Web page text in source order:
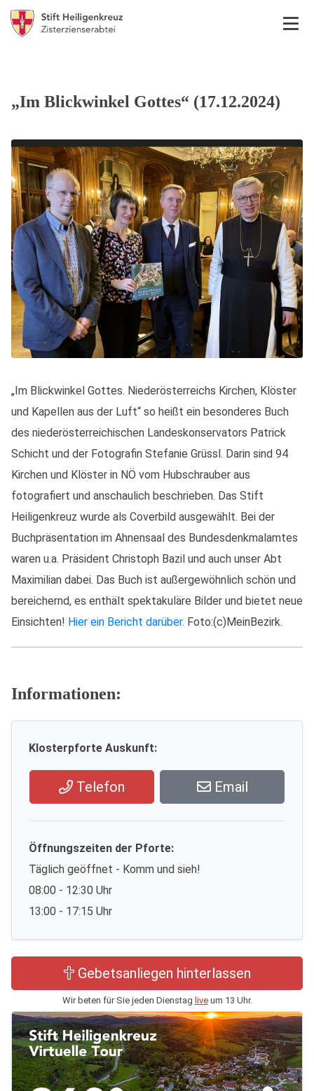
„Im Blickwinkel Gottes“ (17.12.2024)
„Im Blickwinkel Gottes. Niederösterreichs Kirchen, Klöster
und Kapellen aus der Luft“ so heißt ein besonderes Buch
des niederösterreichischen Landeskonservators Patrick
Schicht und der Fotografin Stefanie Grüssl. Darin sind 94
Kirchen und Klöster in NÖ vom Hubschrauber aus
fotografiert und anschaulich beschrieben. Das Stift
Heiligenkreuz wurde als Coverbild ausgewählt. Bei der
Buchpräsentation im Ahnensaal des Bundesdenkmalamtes
waren u.a. Präsident Christoph Bazil und auch unser Abt
Maximilian dabei. Das Buch ist außergewöhnlich schön und
bereichernd, es enthält spektakuläre Bilder und bietet neue
Einsichten! Hier ein Bericht darüber. Foto:(c)MeinBezirk.
Informationen:
Klosterpforte Auskunft:
Telefon Email
Öffnungszeiten der Pforte:
Täglich geöffnet - Komm und sieh!
08:00 - 12:30 Uhr
13:00 - 17:15 Uhr
Gebetsanliegen hinterlassen
Wir beten für Sie jeden Dienstag liveum 13 Uhr.